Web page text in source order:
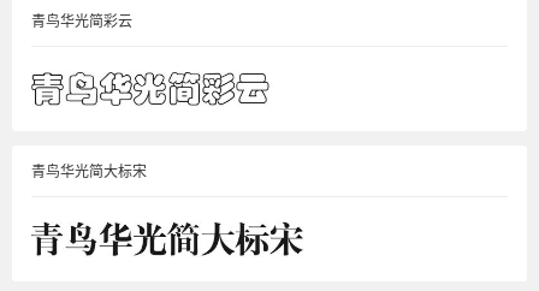
青鸟华光简彩云
青鸟华光简大标宋